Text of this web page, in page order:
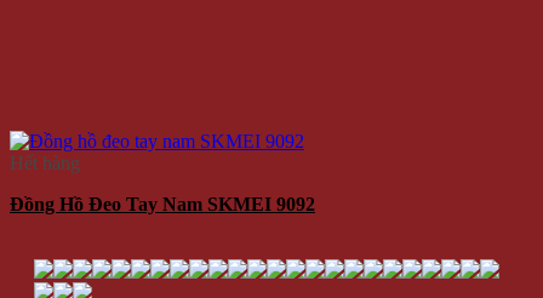
Hết hàng
Đồng Hồ Đeo Tay Nam SKMEI 9092